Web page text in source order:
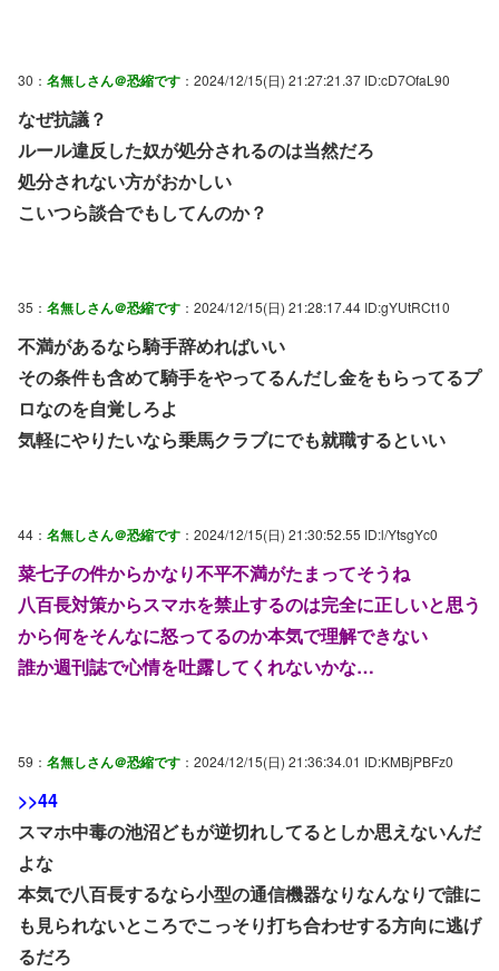
30： 名無しさん＠恐縮です ：2024/12/15(日) 21:27:21.37 ID:cD7OfaL90
なぜ抗議？
ルール違反した奴が処分されるのは当然だろ
処分されない方がおかしい
こいつら談合でもしてんのか？
35： 名無しさん＠恐縮です ：2024/12/15(日) 21:28:17.44 ID:gYUtRCt10
不満があるなら騎手辞めればいい
その条件も含めて騎手をやってるんだし金をもらってるプ
ロなのを自覚しろよ
気軽にやりたいなら乗馬クラブにでも就職するといい
44： 名無しさん＠恐縮です ：2024/12/15(日) 21:30:52.55 ID:l/YtsgYc0
菜七子の件からかなり不平不満がたまってそうね
八百長対策からスマホを禁止するのは完全に正しいと思う
から何をそんなに怒ってるのか本気で理解できない
誰か週刊誌で心情を吐露してくれないかな…
59： 名無しさん＠恐縮です ：2024/12/15(日) 21:36:34.01 ID:KMBjPBFz0
>>44
スマホ中毒の池沼どもが逆切れしてるとしか思えないんだ
よな
本気で八百長するなら小型の通信機器なりなんなりで誰に
も見られないところでこっそり打ち合わせする方向に逃げ
るだろ